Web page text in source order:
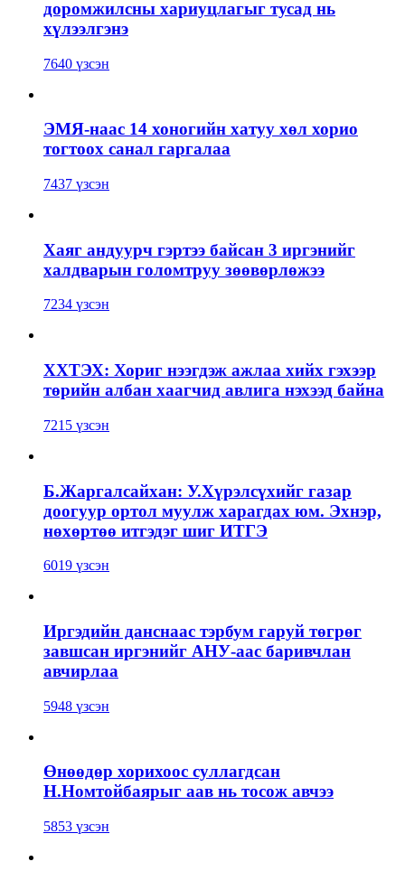
доромжилсны хариуцлагыг тусад нь
хүлээлгэнэ
7640 үзсэн
ЭМЯ-наас 14 хоногийн хатуу хөл хорио
тогтоох санал гаргалаа
7437 үзсэн
Хаяг андуурч гэртээ байсан 3 иргэнийг
халдварын голомтруу зөөвөрлөжээ
7234 үзсэн
ХХТЭХ: Хориг нээгдэж ажлаа хийх гэхээр
төрийн албан хаагчид авлига нэхээд байна
7215 үзсэн
Б.Жаргалсайхан: У.Хүрэлсүхийг газар
доогуур ортол муулж харагдах юм. Эхнэр,
нөхөртөө итгэдэг шиг ИТГЭ
6019 үзсэн
Иргэдийн данснаас тэрбум гаруй төгрөг
завшсан иргэнийг АНУ-аас баривчлан
авчирлаа
5948 үзсэн
Өнөөдөр хорихоос суллагдсан
Н.Номтойбаярыг аав нь тосож авчээ
5853 үзсэн